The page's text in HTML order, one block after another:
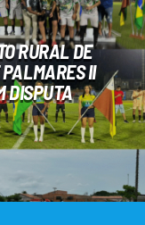
RURAL DE
II
DISPUTA